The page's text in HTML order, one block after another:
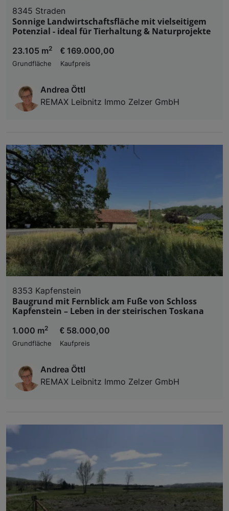
8345 Straden
Sonnige Landwirtschaftsfläche mit vielseitigem
Potenzial - ideal für Tierhaltung & Naturprojekte
23.105 m2
Grundfläche
€ 169.000,00
Kaufpreis
Andrea Öttl
REMAX Leibnitz Immo Zelzer GmbH
8353 Kapfenstein
Baugrund mit Fernblick am Fuße von Schloss
Kapfenstein – Leben in der steirischen Toskana
1.000 m2
Grundfläche
€ 58.000,00
Kaufpreis
Andrea Öttl
REMAX Leibnitz Immo Zelzer GmbH